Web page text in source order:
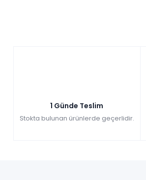
1 Günde Teslim
Stokta bulunan ürünlerde geçerlidir.